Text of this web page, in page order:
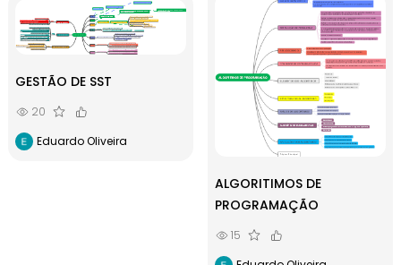
ALGORITIMOS DE
PROGRAMAÇÃO
15
GESTÃO DE SST
20
Eduardo Oliveira